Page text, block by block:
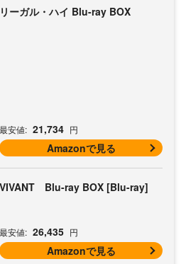
リーガル・ハイ Blu-ray BOX
最安値: 21,734 円
Amazonで見る
VIVANT Blu-ray BOX [Blu-ray]
最安値: 26,435 円
Amazonで見る